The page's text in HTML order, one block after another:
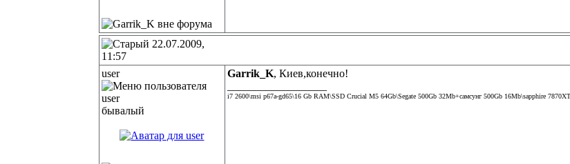
22.07.2009,
11:57
user
бывалый
Garrik_K, Киев,конечно!
i7 2600\msi p67a-gd65\16 Gb RAM\SSD Crucial M5 64Gb\Segate 500Gb 32Mb+самсунг 500Gb 16Mb\sapphire